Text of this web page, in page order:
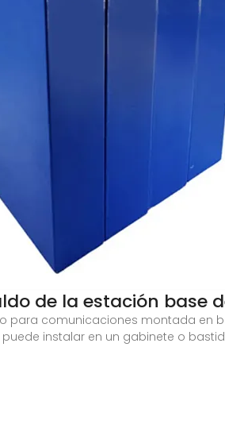
de la estación base
para comunicaciones montada en
instalar en un gabinete o